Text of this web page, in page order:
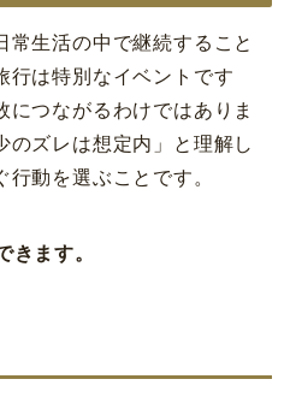
常生活の中で継続すること
行は特別なイベントです
につながるわけではありま
のズレは想定内」と理解し
動を選ぶことです。
きます。